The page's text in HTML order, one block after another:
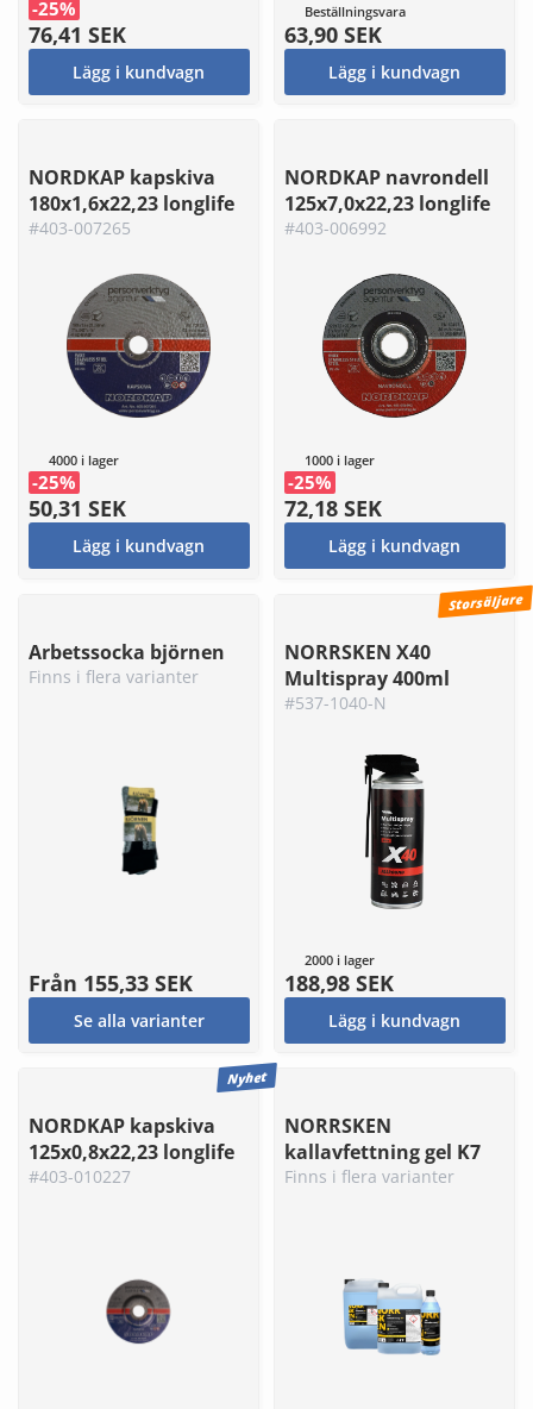
-25%
76,41 SEK
Lägg i kundvagn
Beställningsvara
63,90 SEK
Lägg i kundvagn
NORDKAP kapskiva
180x1,6x22,23 longlife
#403-007265
4000 i lager
-25%
50,31 SEK
Lägg i kundvagn
NORDKAP navrondell
125x7,0x22,23 longlife
#403-006992
1000 i lager
-25%
72,18 SEK
Lägg i kundvagn
Arbetssocka björnen
Finns i flera varianter
Från 155,33 SEK
Se alla varianter
Storsäljare
NORRSKEN X40
Multispray 400ml
#537-1040-N
2000 i lager
188,98 SEK
Lägg i kundvagn
Nyhet
NORDKAP kapskiva
125x0,8x22,23 longlife
#403-010227
NORRSKEN
kallavfettning gel K7
Finns i flera varianter